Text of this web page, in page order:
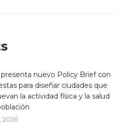
presenta nuevo Policy Brief con
para diseñar ciudades que
la actividad física y la salud
2026